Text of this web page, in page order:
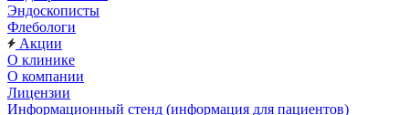
Эндоскописты
Флебологи
Акции
О клинике
О компании
Лицензии
Информационный стенд (информация для пациентов)